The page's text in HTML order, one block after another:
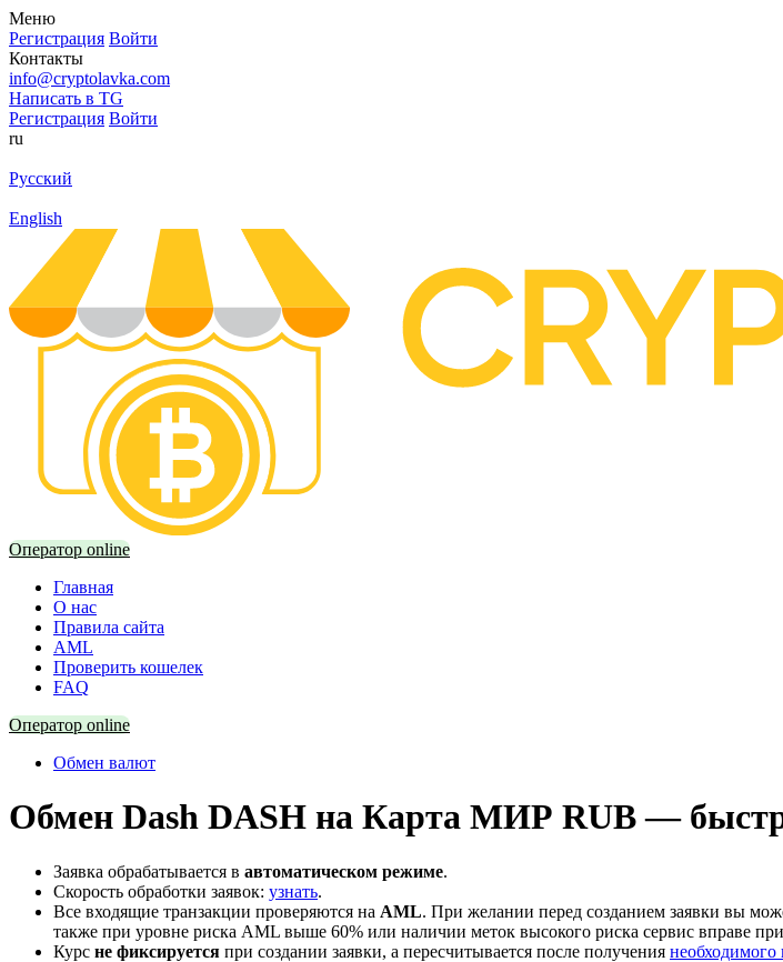
Меню
Регистрация Войти
Контакты
info@cryptolavka.com
Написать в TG
Регистрация Войти
ru
Русский
English
Оператор online
Главная
О нас
Правила сайта
AML
Проверить кошелек
FAQ
Оператор online
Обмен валют
Обмен Dash DASH на Карта МИР RUB —
Заявка обрабатывается в автоматическом режиме.
Скорость обработки заявок: узнать.
Все входящие транзакции проверяются на AML. При желании перед созданием заявки вы
также при уровне риска AML выше 60% или наличии меток высокого риска сервис вправе
Курс не фиксируется при создании заявки, а пересчитывается после получения необходимого